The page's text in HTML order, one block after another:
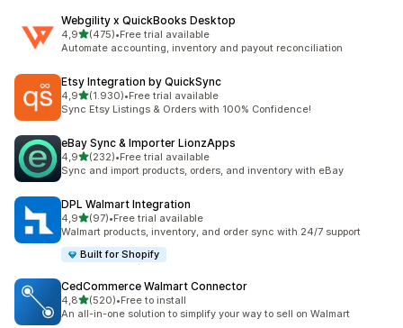
Webgility x QuickBooks Desktop
4,9de 5 estrelas
(475)
475 total de avaliações
•Free trial available
Automate accounting, inventory and payout reconciliation
Etsy Integration by QuickSync
4,9de 5 estrelas
(1.930)
1930 total de avaliações
•Free trial available
Sync Etsy Listings & Orders with 100% Confidence!
eBay Sync & Importer LionzApps
4,9de 5 estrelas
(232)
232 total de avaliações
•Free trial available
Sync and import products, orders, and inventory with eBay
DPL Walmart Integration
4,9de 5 estrelas
(97)
97 total de avaliações
•Free trial available
Walmart products, inventory, and order sync with 24/7 support
Built for Shopify
CedCommerce Walmart Connector
4,8de 5 estrelas
(520)
520 total de avaliações
•Free to install
An all-in-one solution to simplify your way to sell on Walmart